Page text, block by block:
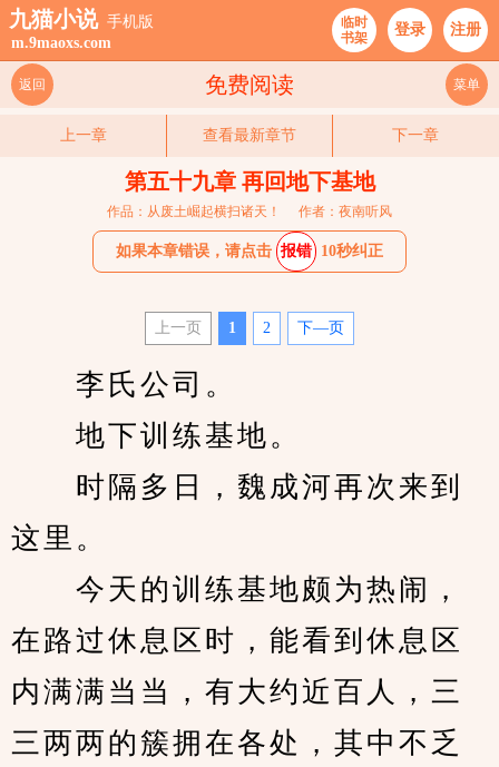
九猫小说 手机版
m.9maoxs.com
临时
书架
登录 注册
免费阅读
返回 菜单
上一章 查看最新章节 下一章
第五十九章 再回地下基地
作品：从废土崛起横扫诸天！ 作者：夜南听风
如果本章错误，请点击 报错 10秒纠正
上一页 1 2 下—页
李氏公司。
地下训练基地。
时隔多日，魏成河再次来到
这里。
今天的训练基地颇为热闹，
在路过休息区时，能看到休息区
内满满当当，有大约近百人，三
三两两的簇拥在各处，其中不乏